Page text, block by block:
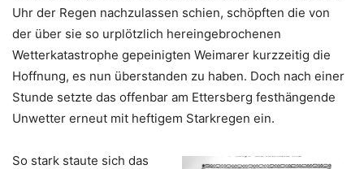
Uhr der Regen nachzulassen schien, schöpften die von
der über sie so urplötzlich hereingebrochenen
Wetterkatastrophe gepeinigten Weimarer kurzzeitig die
Hoffnung, es nun überstanden zu haben. Doch nach einer
Stunde setzte das offenbar am Ettersberg festhängende
Unwetter erneut mit heftigem Starkregen ein.
So stark staute sich das